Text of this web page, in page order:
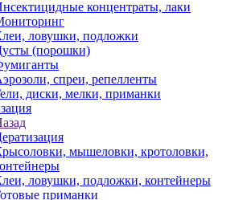
концентраты, лаки
ловушки, подложки
(порошки)
спреи, репелленты
диски, мелки, приманки
мышеловки, кротоловки,
ловушки, подложки, контейнеры
приманки